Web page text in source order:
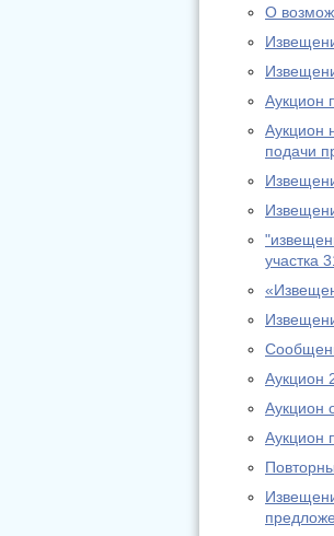
О
Аукцион
Аукцион
подачи
участка
Аукцион
Аукцион
Аукцион